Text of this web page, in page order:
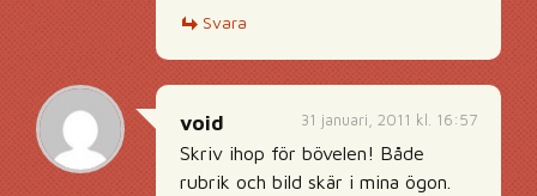
Svara
31 januari, 2011 kl. 16:57
void
Skriv ihop för bövelen! Både
rubrik och bild skär i mina ögon.